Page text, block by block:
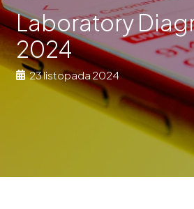
Laboratory
2024
23 listopada 2024